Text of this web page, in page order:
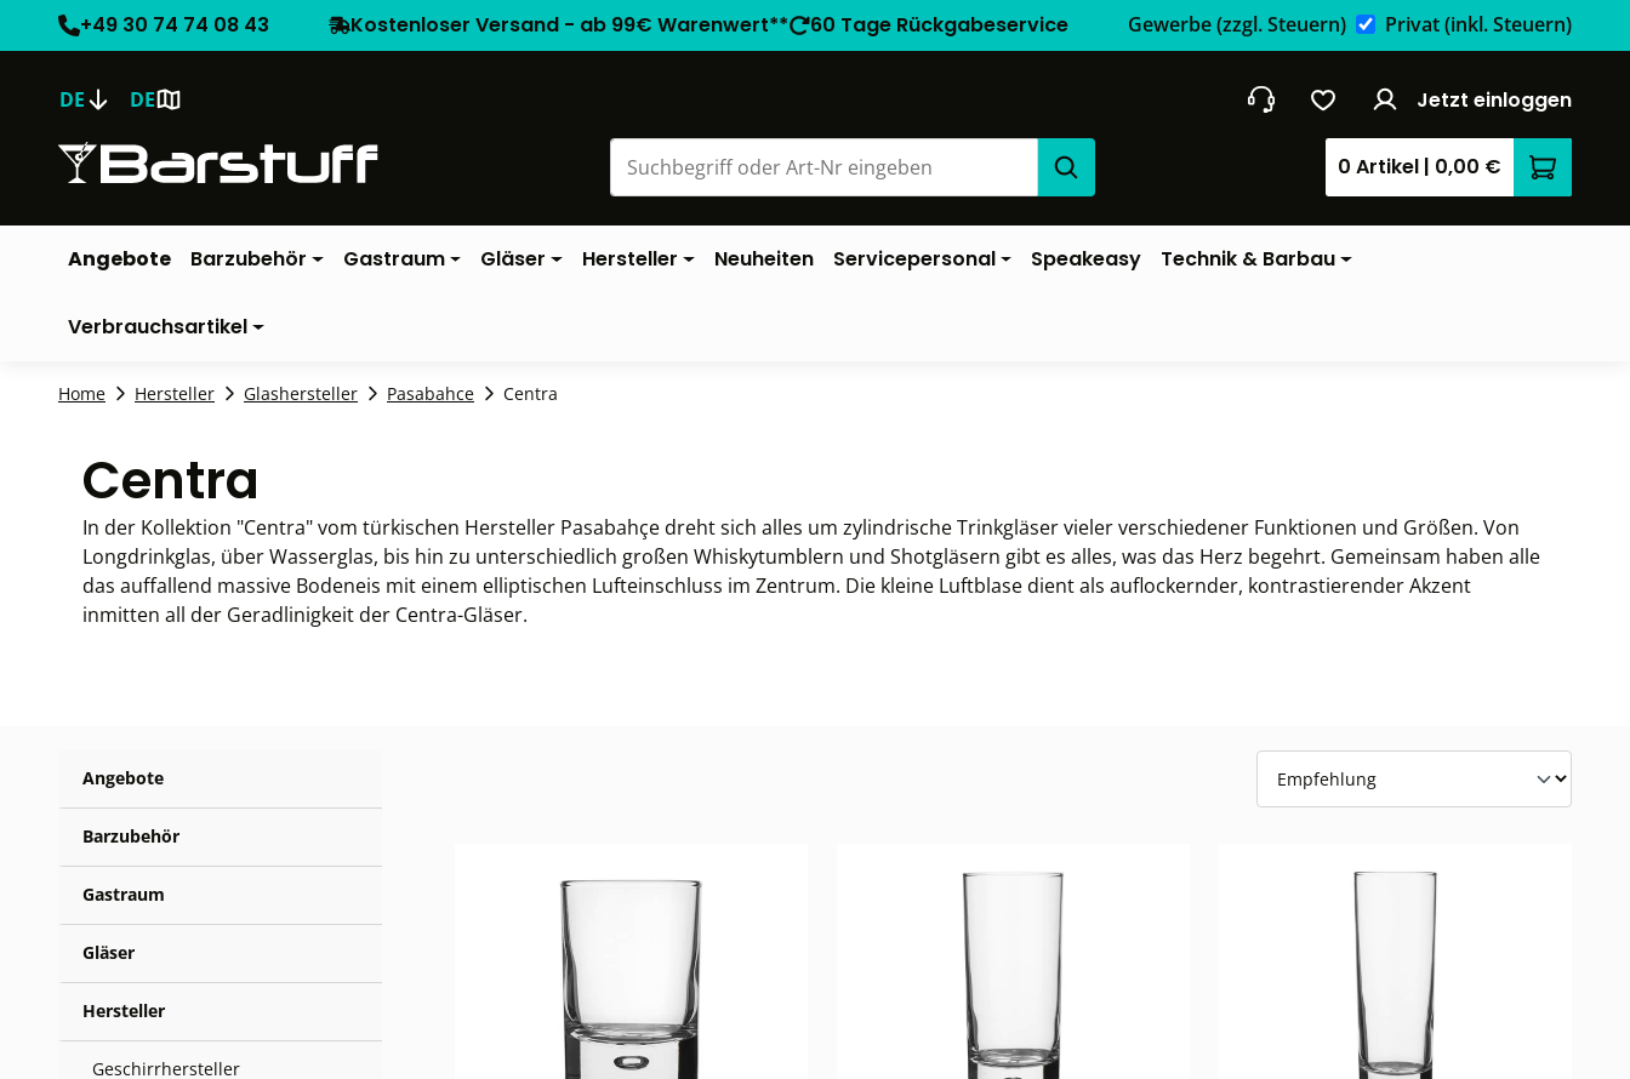
+49 30 74 74 08 43 Kostenloser Versand - ab 99€ Warenwert** 60 Tage Rückgabeservice Gewerbe(zzgl. Steuern) Privat(inkl. Steuern)
DE DE Jetzt einloggen
0 Artikel | 0,00 €
Angebote Barzubehör Gastraum Gläser Hersteller Neuheiten Servicepersonal Speakeasy Technik & Barbau
Verbrauchsartikel
Home Hersteller Glashersteller Pasabahce Centra
Centra
In der Kollektion "Centra" vom türkischen Hersteller Pasabahçe dreht sich alles um zylindrische Trinkgläser vieler verschiedener Funktionen und Größen. Von
Longdrinkglas, über Wasserglas, bis hin zu unterschiedlich großen Whiskytumblern und Shotgläsern gibt es alles, was das Herz begehrt. Gemeinsam haben alle
das auffallend massive Bodeneis mit einem elliptischen Lufteinschluss im Zentrum. Die kleine Luftblase dient als auflockernder, kontrastierender Akzent
inmitten all der Geradlinigkeit der Centra-Gläser.
Angebote
Barzubehör
Gastraum
Gläser
Hersteller
Geschirrhersteller